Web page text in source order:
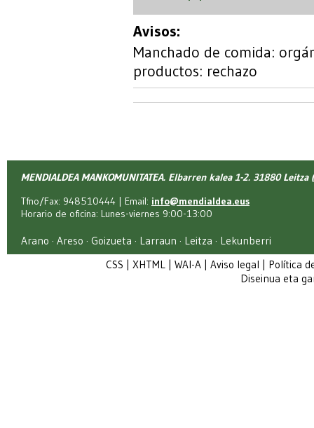
Avisos:
Manchado de comida:
productos: rechazo
MENDIALDEA MANKOMUNITATEA. Elbarren kalea 1-2. 31880 Leitza
Tfno/Fax: 948510444 | Email: info@mendialdea.eus
Horario de oficina: Lunes-viernes 9:00-13:00
Arano · Areso · Goizueta · Larraun · Leitza · Lekunberri
CSS | XHTML | WAI-A | Aviso legal | Política
Diseinua eta